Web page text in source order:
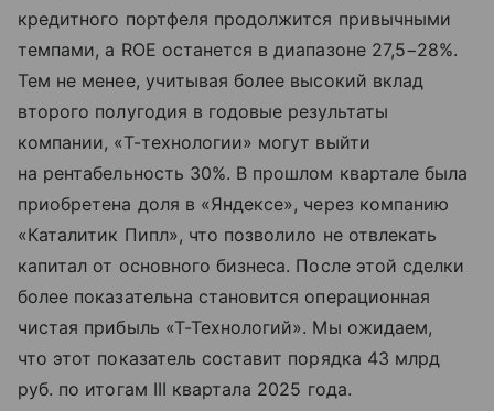
кредитного портфеля продолжится привычными
темпами, а ROE останется в диапазоне 27,5−28%.
Тем не менее, учитывая более высокий вклад
второго полугодия в годовые результаты
компании, «Т-технологии» могут выйти
на рентабельность 30%. В прошлом квартале была
приобретена доля в «Яндексе», через компанию
«Каталитик Пипл», что позволило не отвлекать
капитал от основного бизнеса. После этой сделки
более показательна становится операционная
чистая прибыль «Т-Технологий». Мы ожидаем,
что этот показатель составит порядка 43 млрд
руб. по итогам III квартала 2025 года.